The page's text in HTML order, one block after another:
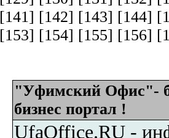
[141] [142] [143] [144]
[153] [154] [155] [156]
"Уфимский Офис"-
бизнес портал !
UfaOffice.RU -